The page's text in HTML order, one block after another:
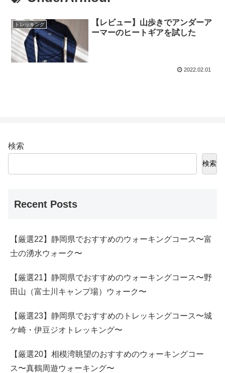
トレッキング
【レビュー】山歩きでアンダーア
ーマーのヒートギアを試した
2022.02.01
検索
検索
Recent Posts
【厳選22】静岡県でおすすめのウォーキングコース〜富
士の湧水ウォーク〜
【厳選21】静岡県でおすすめのウォーキングコース〜野
田山（富士川キャンプ場）ウォーク〜
【厳選23】静岡県でおすすめのトレッキングコース〜城
ケ崎・伊豆ジオトレッキング〜
【厳選20】相模湾眺望のおすすめのウォーキングコー
ス〜真鶴周遊ウォーキング〜